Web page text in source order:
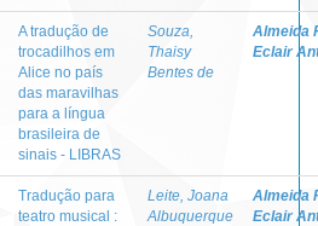
A tradução de
trocadilhos em
Alice no país
das maravilhas
para a língua
brasileira de
sinais - LIBRAS
Souza,
Thaisy
Bentes de
Almeida
Eclair
Tradução para
teatro musical :
Leite, Joana
Albuquerque
Almeida
Eclair